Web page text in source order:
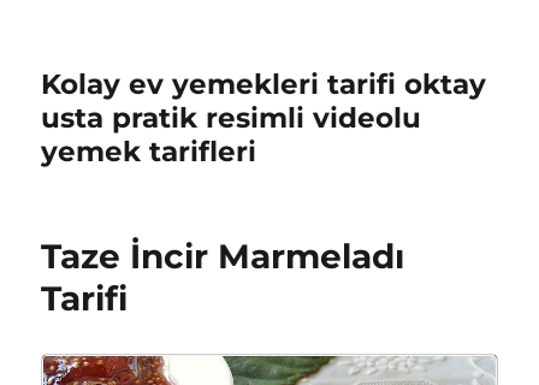
Kolay ev yemekleri tarifi oktay
usta pratik resimli videolu
yemek tarifleri
Taze İncir Marmeladı
Tarifi